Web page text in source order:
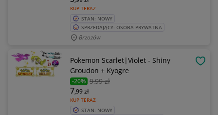
KUP TERAZ
STAN: NOWY
SPRZEDAJĄCY: OSOBA PRYWATNA
Brzozów
Pokemon Scarlet|Violet - Shiny
Groudon + Kyogre
-20% 9,99 zł
KUP TERAZ
7,99zł
STAN: NOWY